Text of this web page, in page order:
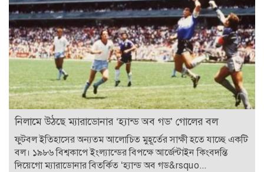
নিলামে উঠছে ম্যারাডোনার ‘হ্যান্ড অব গড’ গোলের বল
ফুটবল ইতিহাসের অন্যতম আলোচিত মুহূর্তের সাক্ষী হতে যাচ্ছে একটি
বল। ১৯৮৬ বিশ্বকাপে ইংল্যান্ডের বিপক্ষে আর্জেন্টাইন কিংবদন্তি
দিয়েগো ম্যারাডোনার বিতর্কিত ‘হ্যান্ড অব গড&rsquo...